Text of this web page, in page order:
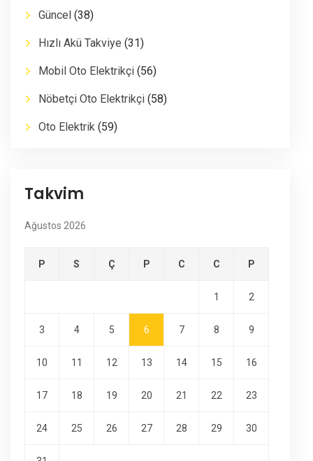
Güncel (38)
Hızlı Akü Takviye (31)
Mobil Oto Elektrikçi (56)
Nöbetçi Oto Elektrikçi (58)
Oto Elektrik (59)
Takvim
Ağustos 2026
P S Ç P C C P
1 2
3 4 5 6 7 8 9
10 11 12 13 14 15 16
17 18 19 20 21 22 23
24 25 26 27 28 29 30